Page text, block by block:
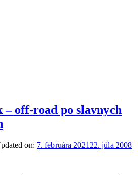
off-road po slavnych
on: 7. februára 2021 22. júla 2008